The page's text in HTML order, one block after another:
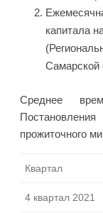
капитала
Самарской
Среднее
прожиточного
Квартал
4 квартал 2021